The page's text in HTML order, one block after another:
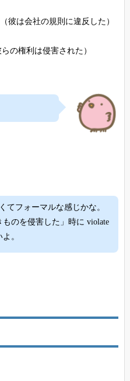
彼は会社の規則に違反した）
の権利は侵害された）
てフォーマルな感じかな。
のを侵害した」時に violate
。